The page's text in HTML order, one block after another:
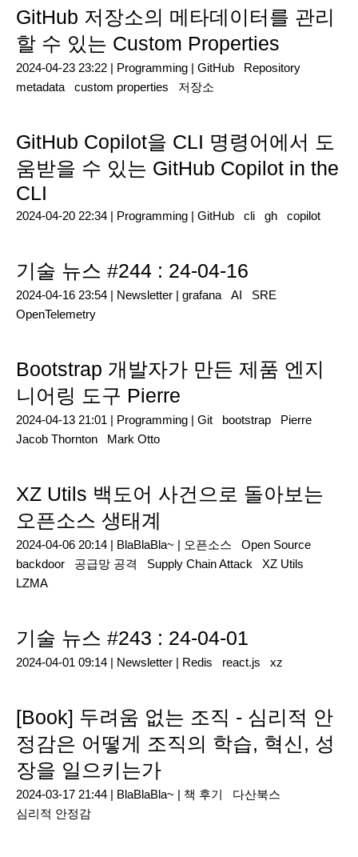
GitHub 저장소의 메타데이터를 관리
할 수 있는 Custom Properties
2024-04-23 23:22 | Programming | GitHub
Repository
metadata
custom properties 저장소
GitHub Copilot을 CLI 명령어에서 도
움받을 수 있는 GitHub Copilot in the
CLI
2024-04-20 22:34 | Programming | GitHub cli gh copilot
기술 뉴스 #244 : 24-04-16
2024-04-16 23:54 | Newsletter | grafana AI
SRE
OpenTelemetry
Bootstrap 개발자가 만든 제품 엔지
니어링 도구 Pierre
2024-04-13 21:01 | Programming | Git bootstrap
Pierre
Jacob Thornton
Mark Otto
XZ Utils 백도어 사건으로 돌아보는
오픈소스 생태계
2024-04-06 20:14 | BlaBlaBla~ | 오픈소스
Open Source
backdoor
공급망 공격 Supply Chain Attack
XZ Utils
LZMA
기술 뉴스 #243 : 24-04-01
2024-04-01 09:14 | Newsletter | Redis react.js xz
[Book] 두려움 없는 조직 - 심리적 안
정감은 어떻게 조직의 학습, 혁신, 성
장을 일으키는가
2024-03-17 21:44 | BlaBlaBla~ | 책 후기
다산북스
심리적 안정감